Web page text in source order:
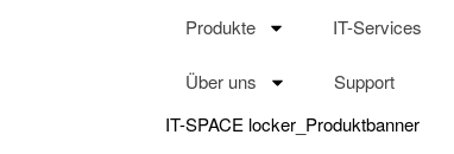
Produkte IT-Services
Über uns Support